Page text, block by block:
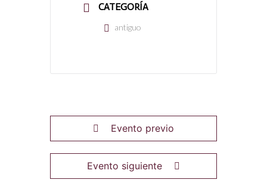
CATEGORÍA
antiguo
Evento previo
Evento siguiente